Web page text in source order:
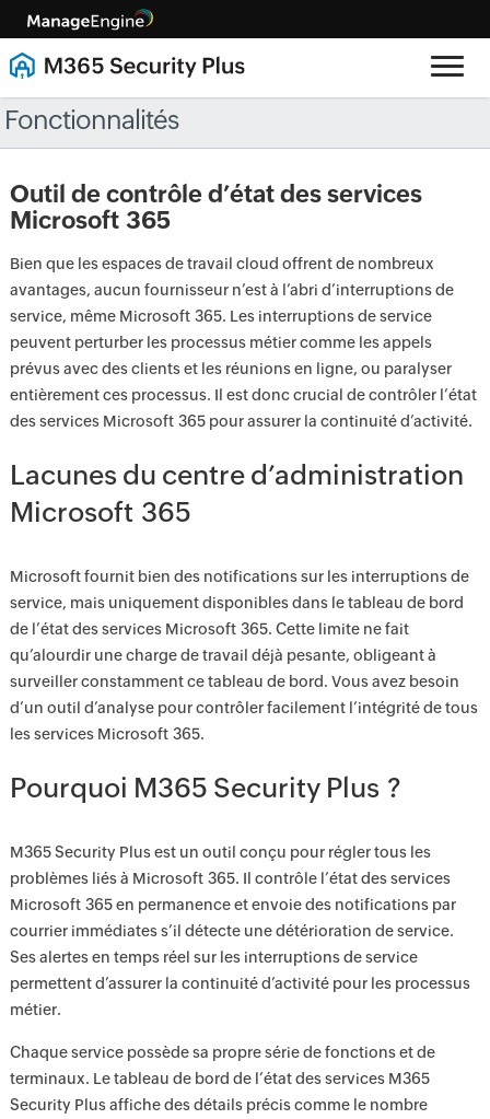
Fonctionnalités
Outil de contrôle d’état des services
Microsoft 365
Bien que les espaces de travail cloud offrent de nombreux
avantages, aucun fournisseur n’est à l’abri d’interruptions de
service, même Microsoft 365. Les interruptions de service
peuvent perturber les processus métier comme les appels
prévus avec des clients et les réunions en ligne, ou paralyser
entièrement ces processus. Il est donc crucial de contrôler l’état
des services Microsoft 365 pour assurer la continuité d’activité.
Lacunes du centre d’administration
Microsoft 365
Microsoft fournit bien des notifications sur les interruptions de
service, mais uniquement disponibles dans le tableau de bord
de l’état des services Microsoft 365. Cette limite ne fait
qu’alourdir une charge de travail déjà pesante, obligeant à
surveiller constamment ce tableau de bord. Vous avez besoin
d’un outil d’analyse pour contrôler facilement l’intégrité de tous
les services Microsoft 365.
Pourquoi M365 Security Plus ?
M365 Security Plus est un outil conçu pour régler tous les
problèmes liés à Microsoft 365. Il contrôle l’état des services
Microsoft 365 en permanence et envoie des notifications par
courrier immédiates s’il détecte une détérioration de service.
Ses alertes en temps réel sur les interruptions de service
permettent d’assurer la continuité d’activité pour les processus
métier.
Chaque service possède sa propre série de fonctions et de
terminaux. Le tableau de bord de l’état des services M365
Security Plus affiche des détails précis comme le nombre